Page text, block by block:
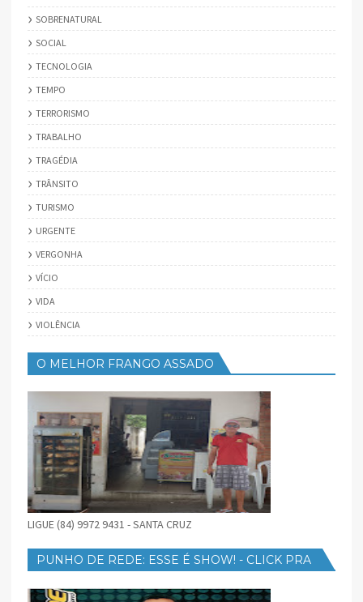
SOBRENATURAL
SOCIAL
TECNOLOGIA
TEMPO
TERRORISMO
TRABALHO
TRAGÉDIA
TRÂNSITO
TURISMO
URGENTE
VERGONHA
VÍCIO
VIDA
VIOLÊNCIA
O MELHOR FRANGO ASSADO
LIGUE (84) 9972 9431 - SANTA CRUZ
PUNHO DE REDE: ESSE É SHOW! - CLICK PRA